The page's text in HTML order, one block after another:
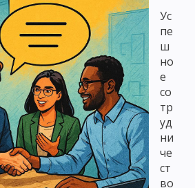
Ус
пе
ш
но
е
со
тр
уд
ни
че
ст
во